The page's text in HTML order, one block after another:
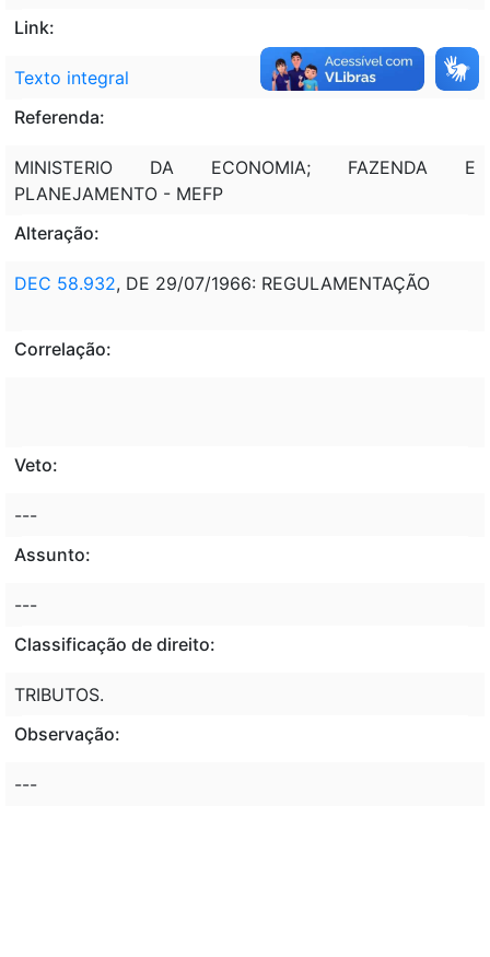
Link:
Texto integral
Referenda:
MINISTERIO DA ECONOMIA; FAZENDA E
PLANEJAMENTO - MEFP
Alteração:
DEC 58.932, DE 29/07/1966: REGULAMENTAÇÃO
Correlação:
Veto:
---
Assunto:
---
Classificação de direito:
TRIBUTOS.
Observação:
---